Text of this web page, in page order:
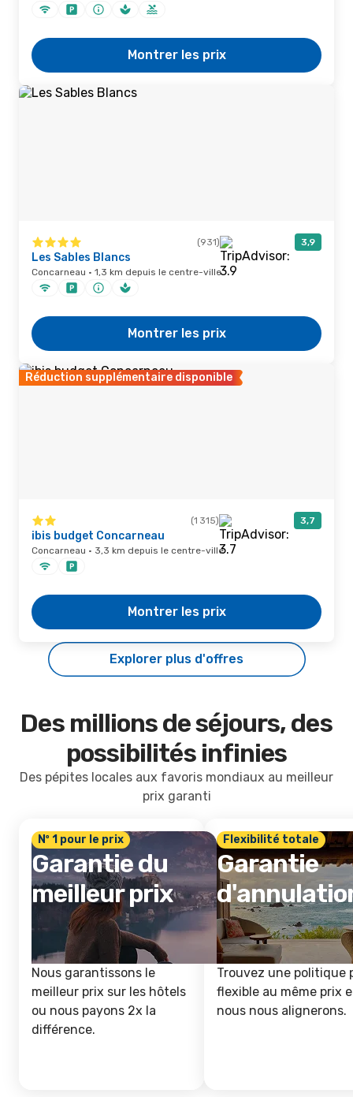
Montrer les prix
(931) 3,9
Les Sables Blancs
Concarneau · 1,3 km depuis le centre-ville
Montrer les prix
Réduction supplémentaire disponible
(1 315) 3,7
ibis budget Concarneau
Concarneau · 3,3 km depuis le centre-ville
Montrer les prix
Explorer plus d'offres
Des millions de séjours, des
possibilités infinies
Des pépites locales aux favoris mondiaux au meilleur
prix garanti
Nº 1 pour le prix
Garantie du
meilleur prix
Nous garantissons le
meilleur prix sur les hôtels
ou nous payons 2x la
différence.
Flexibilité totale
Garantie
Trouvez une politique
flexible au même prix
nous nous alignerons.